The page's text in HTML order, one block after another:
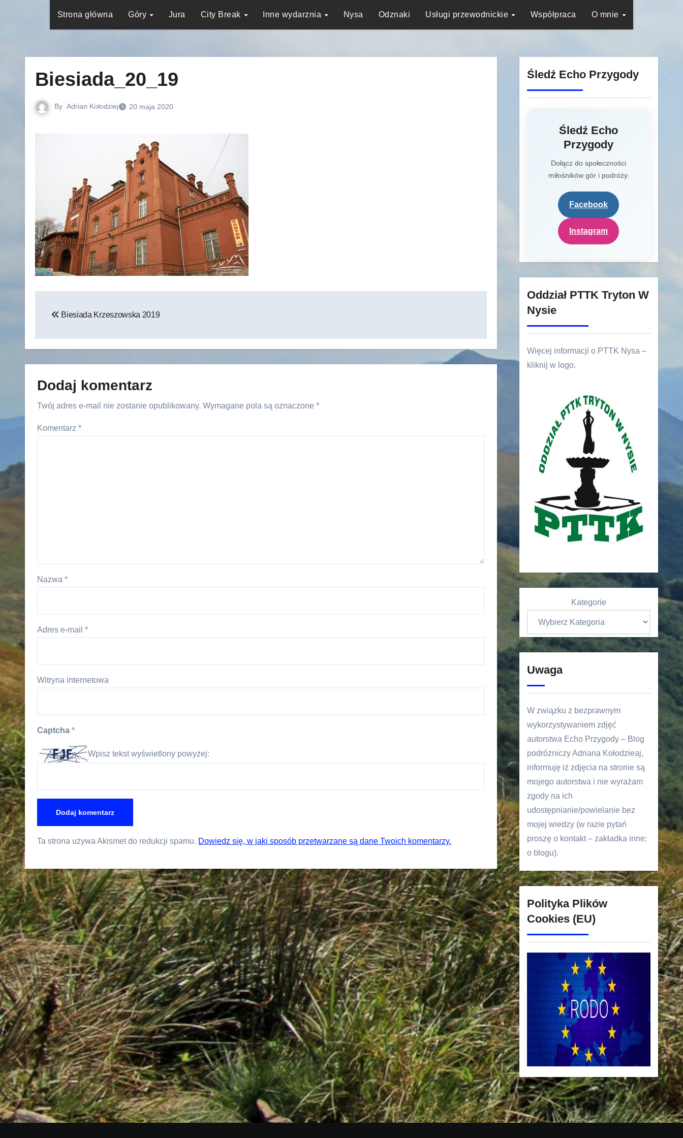
Strona główna Góry Jura City Break Inne wydarznia Nysa Odznaki Usługi przewodnickie Współpraca O mnie
Biesiada_20_19
By Adrian Kołodziej 20 maja 2020
wpisuBiesiada Krzeszowska 2019
Dodaj komentarz
Twój adres e-mail nie zostanie opublikowany. Wymagane pola są oznaczone *
Komentarz *
Nazwa *
Adres e-mail *
Witryna internetowa
Captcha *
Wpisz tekst wyświetlony powyżej:
Ta strona używa Akismet do redukcji spamu. Dowiedz się, w jaki sposób przetwarzane są dane Twoich komentarzy.
Śledź Echo Przygody
Śledź Echo
Przygody
Dołącz do społeczności
miłośników gór i podróży.
Facebook
Instagram
Oddział PTTK Tryton W
Nysie
Więcej informacji o PTTK Nysa –
kliknij w logo.
Kategorie
Uwaga
W związku z bezprawnym
wykorzystywaniem zdjęć
autorstwa Echo Przygody – Blog
podróżniczy Adriana Kołodzieaj,
informuję iż zdjęcia na stronie są
mojego autorstwa i nie wyrażam
zgody na ich
udostępnianie/powielanie bez
mojej wiedzy (w razie pytań
proszę o kontakt – zakładka inne:
o blogu).
Polityka Plików
Cookies (EU)